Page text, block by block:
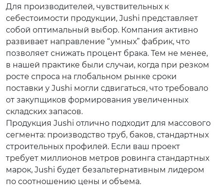
Для производителей, чувствительных к
себестоимости продукции, Jushi представляет
собой оптимальный выбор. Компания активно
развивает направление “умных” фабрик, что
позволяет снижать процент брака. Тем не менее,
в нашей практике были случаи, когда при резком
росте спроса на глобальном рынке сроки
поставки у Jushi могли сдвигаться, что требовало
от закупщиков формирования увеличенных
складских запасов.
Продукция Jushi отлично подходит для массового
сегмента: производство труб, баков, стандартных
строительных профилей. Если ваш проект
требует миллионов метров ровинга стандартных
марок, Jushi будет безальтернативным лидером
по соотношению цены и объема.